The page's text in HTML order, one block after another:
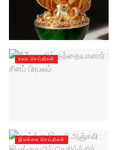
உலக செய்திகள்
இலங்கை செய்திகள்